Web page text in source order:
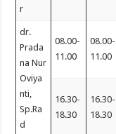
r
dr.
Prada
na Nur
Oviya
nti,
Sp.Ra
d
08.00-
11.00
08.00-
11.00
16.30-
18.30
16.30-
18.30